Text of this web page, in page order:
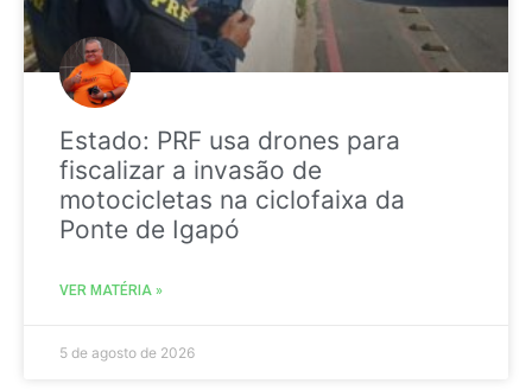
Estado: PRF usa drones para
fiscalizar a invasão de
motocicletas na ciclofaixa da
Ponte de Igapó
VER MATÉRIA »
5 de agosto de 2026